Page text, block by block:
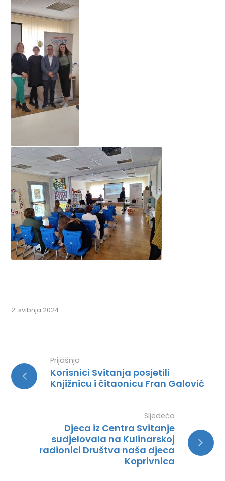
2. svibnja 2024.
Prijašnja
Korisnici Svitanja posjetili
Knjižnicu i čitaonicu Fran Galović
Sljedeća
Djeca iz Centra Svitanje
sudjelovala na Kulinarskoj
radionici Društva naša djeca
Koprivnica